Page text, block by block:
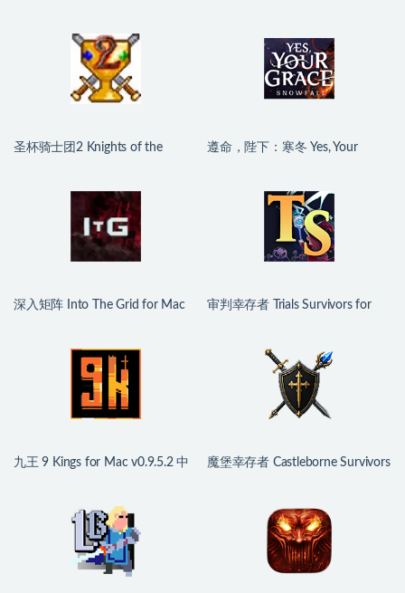
圣杯骑士团2 Knights of the
遵命，陛下：寒冬 Yes, Your
深入矩阵 Into The Grid for Mac
审判幸存者 Trials Survivors for
九王 9 Kings for Mac v0.9.5.2 中
魔堡幸存者 Castleborne Survivors